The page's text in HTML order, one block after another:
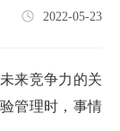
2022-05-23
来竞争力的关
管理时，事情